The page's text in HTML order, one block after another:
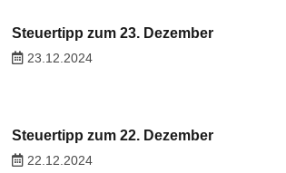
Steuertipp zum 23. Dezember
23.12.2024
Steuertipp zum 22. Dezember
22.12.2024